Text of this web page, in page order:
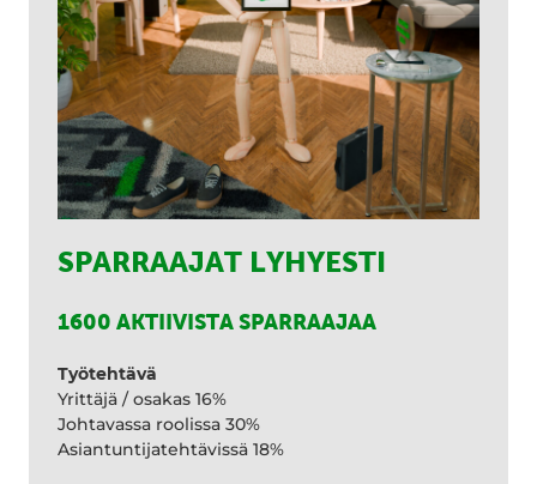
SPARRAAJAT LYHYESTI
1600 AKTIIVISTA SPARRAAJAA
Työtehtävä
Yrittäjä / osakas 16%
Johtavassa roolissa 30%
Asiantuntijatehtävissä 18%